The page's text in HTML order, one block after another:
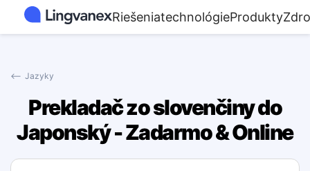
RiešeniatechnológieProdukty
⟵ Jazyky
Prekladač zo slovenčiny do
Japonský - Zadarmo & Online